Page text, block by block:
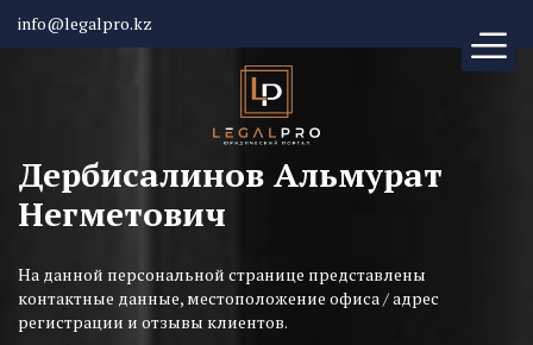
info@legalpro.kz
Дербисалинов Альмурат
Негметович
На данной персональной странице представлены
контактные данные, местоположение офиса / адрес
регистрации и отзывы клиентов.